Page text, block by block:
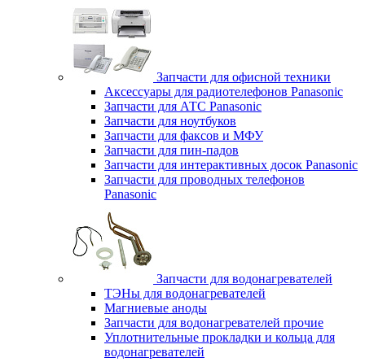
Запчасти для офисной техники
Аксессуары для радиотелефонов Panasonic
Запчасти для АТС Panasonic
Запчасти для ноутбуков
Запчасти для факсов и МФУ
Запчасти для пин-падов
Запчасти для интерактивных досок Panasonic
Запчасти для проводных телефонов
Panasonic
Запчасти для водонагревателей
ТЭНы для водонагревателей
Магниевые аноды
Запчасти для водонагревателей прочие
Уплотнительные прокладки и кольца для
водонагревателей